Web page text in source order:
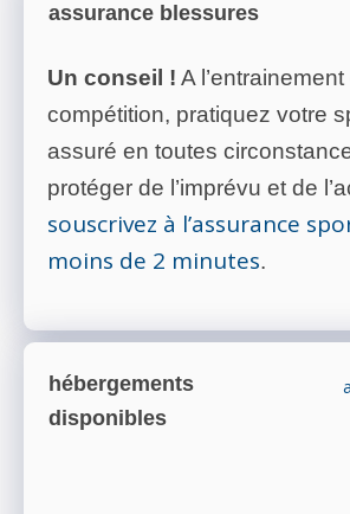
assurance blessures
Un conseil ! A
compétition, pratiquez votre
assuré en toutes
protéger de l’imprévu et de
souscrivez à l’assurance
moins de 2 minutes.
hébergements
disponibles